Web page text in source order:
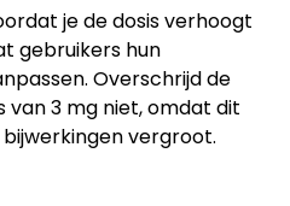
je de dosis verhoogt
gebruikers hun
Overschrijd de
van 3 mg niet, omdat dit
vergroot.